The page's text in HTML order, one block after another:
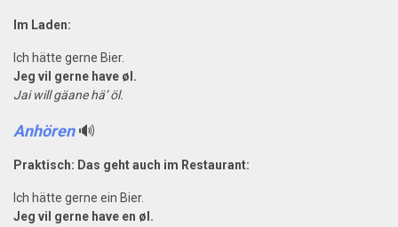
Im Laden:
Ich hätte gerne Bier.
Jeg vil gerne have øl.
Jai will gäane hä’ öl.
Anhören🔊
Praktisch: Das geht auch im Restaurant:
Ich hätte gerne ein Bier.
Jeg vil gerne have en øl.